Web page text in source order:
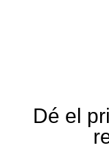
Dé el